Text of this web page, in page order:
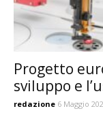
Progetto
sviluppo e
redazione 6 Maggio